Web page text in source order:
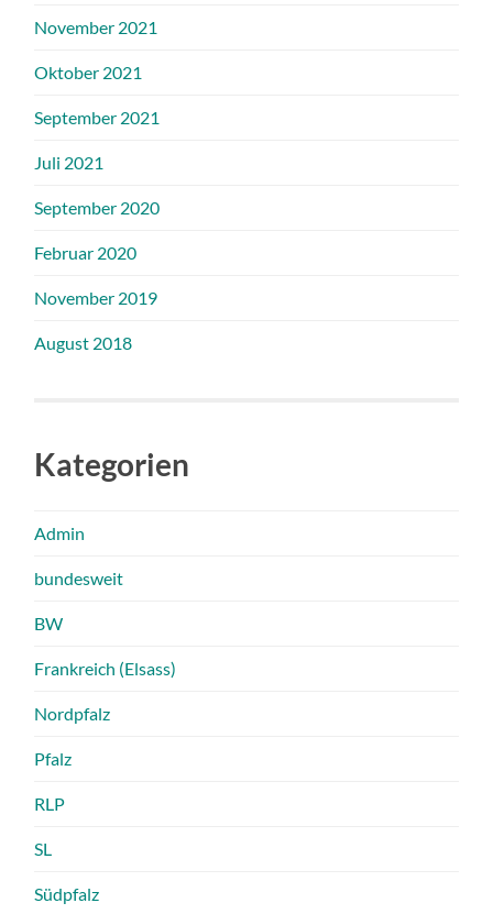
November 2021
Oktober 2021
September 2021
Juli 2021
September 2020
Februar 2020
November 2019
August 2018
Kategorien
Admin
bundesweit
BW
Frankreich (Elsass)
Nordpfalz
Pfalz
RLP
SL
Südpfalz